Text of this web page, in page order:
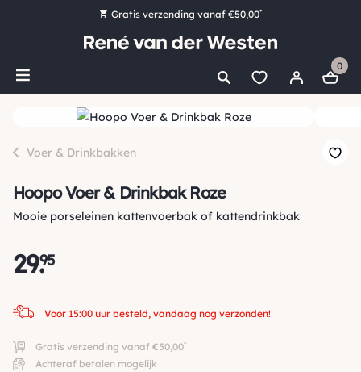
Gratis verzending vanaf €50,00*
Bestel nu, betaal later met Klarna
Ruim 16.000 artikelen op voorraad
0
Voer & Drinkbakken
Hoopo Voer & Drinkbak Roze
Mooie porseleinen kattenvoerbak of kattendrinkbak
29.
95
Voor 15:00 uur besteld, vandaag nog verzonden!
Gratis verzending vanaf €50,00*
Achteraf betalen mogelijk